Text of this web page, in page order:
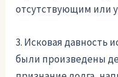
отсутствующим или
3. Исковая давность
были произведены